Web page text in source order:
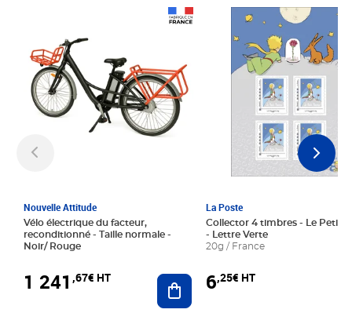
Nouvelle Attitude
Vélo électrique du facteur,
reconditionné - Taille normale -
Noir/ Rouge
1 241 ,67€ HT Ajouter au panier
La Poste
Collector 4 timbres - Le Petit
- Lettre Verte
20g / France
6,25€ HT
Prix 6,25€ HT